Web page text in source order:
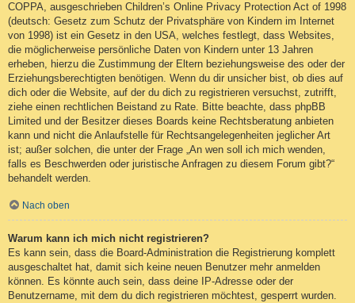
COPPA, ausgeschrieben Children’s Online Privacy Protection Act of 1998
(deutsch: Gesetz zum Schutz der Privatsphäre von Kindern im Internet
von 1998) ist ein Gesetz in den USA, welches festlegt, dass Websites,
die möglicherweise persönliche Daten von Kindern unter 13 Jahren
erheben, hierzu die Zustimmung der Eltern beziehungsweise des oder der
Erziehungsberechtigten benötigen. Wenn du dir unsicher bist, ob dies auf
dich oder die Website, auf der du dich zu registrieren versuchst, zutrifft,
ziehe einen rechtlichen Beistand zu Rate. Bitte beachte, dass phpBB
Limited und der Besitzer dieses Boards keine Rechtsberatung anbieten
kann und nicht die Anlaufstelle für Rechtsangelegenheiten jeglicher Art
ist; außer solchen, die unter der Frage „An wen soll ich mich wenden,
falls es Beschwerden oder juristische Anfragen zu diesem Forum gibt?“
behandelt werden.
Nach oben
Warum kann ich mich nicht registrieren?
Es kann sein, dass die Board-Administration die Registrierung komplett
ausgeschaltet hat, damit sich keine neuen Benutzer mehr anmelden
können. Es könnte auch sein, dass deine IP-Adresse oder der
Benutzername, mit dem du dich registrieren möchtest, gesperrt wurden.